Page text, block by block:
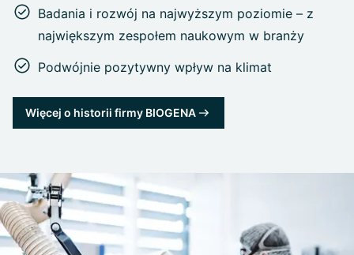
Badania i rozwój na najwyższym poziomie – z
największym zespołem naukowym w branży
Podwójnie pozytywny wpływ na klimat
Więcej o historii firmy BIOGENA